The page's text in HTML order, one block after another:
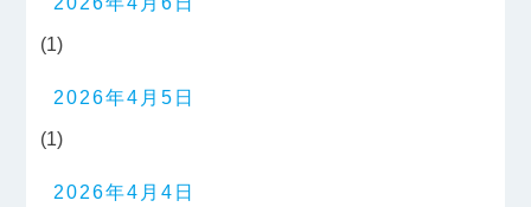
(1)
2026年4月5日
(1)
2026年4月4日